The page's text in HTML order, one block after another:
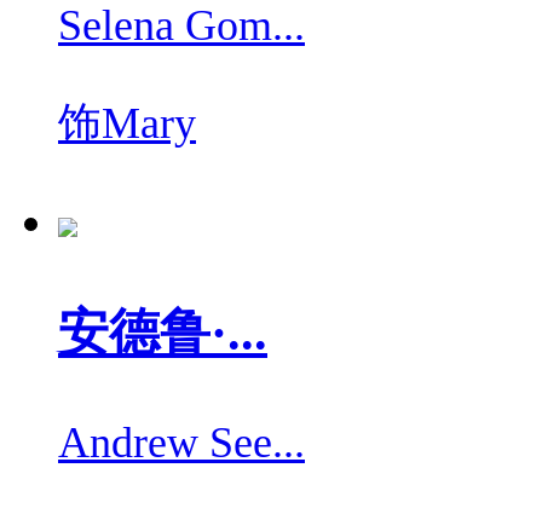
Selena Gom...
饰Mary
安德鲁·...
Andrew See...